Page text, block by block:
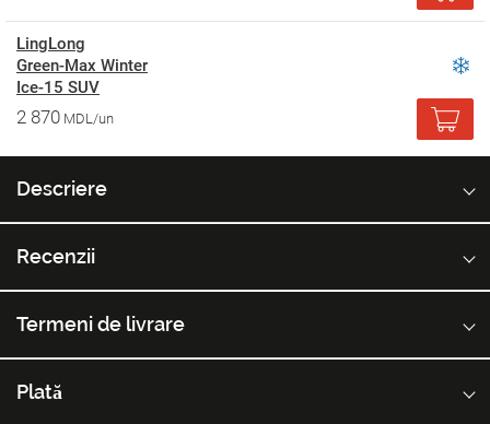
LingLong
Green-Max Winter
Ice-15 SUV
2 870 MDL/un
Descriere
Recenzii
Termeni de livrare
Plată